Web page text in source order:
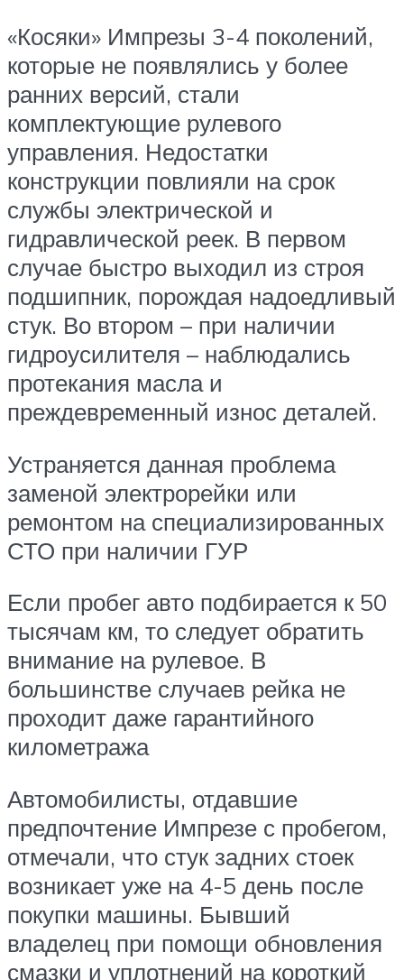
«Косяки» Импрезы 3-4 поколений,
которые не появлялись у более
ранних версий, стали
комплектующие рулевого
управления. Недостатки
конструкции повлияли на срок
службы электрической и
гидравлической реек. В первом
случае быстро выходил из строя
подшипник, порождая надоедливый
стук. Во втором – при наличии
гидроусилителя – наблюдались
протекания масла и
преждевременный износ деталей.
Устраняется данная проблема
заменой электрорейки или
ремонтом на специализированных
СТО при наличии ГУР
Если пробег авто подбирается к 50
тысячам км, то следует обратить
внимание на рулевое. В
большинстве случаев рейка не
проходит даже гарантийного
километража
Автомобилисты, отдавшие
предпочтение Импрезе с пробегом,
отмечали, что стук задних стоек
возникает уже на 4-5 день после
покупки машины. Бывший
владелец при помощи обновления
смазки и уплотнений на короткий